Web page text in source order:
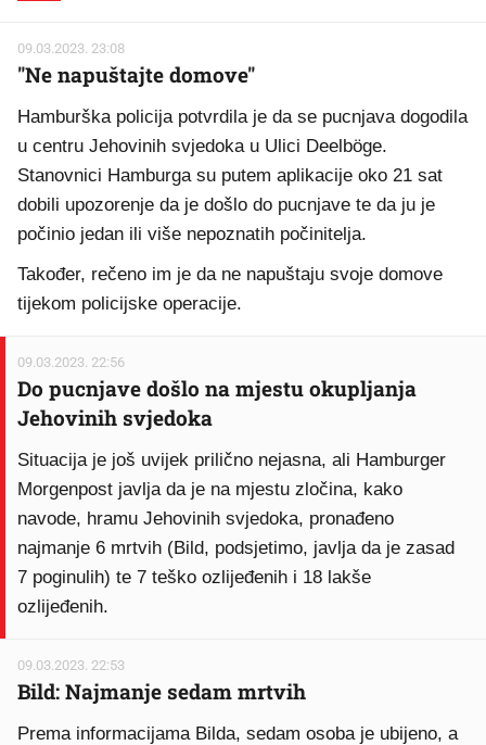
09.03.2023. 23:08
"Ne napuštajte domove"
Hamburška policija potvrdila je da se pucnjava dogodila
u centru Jehovinih svjedoka u Ulici Deelböge.
Stanovnici Hamburga su putem aplikacije oko 21 sat
dobili upozorenje da je došlo do pucnjave te da ju je
počinio jedan ili više nepoznatih počinitelja.
Također, rečeno im je da ne napuštaju svoje domove
tijekom policijske operacije.
09.03.2023. 22:56
Do pucnjave došlo na mjestu okupljanja
Jehovinih svjedoka
Situacija je još uvijek prilično nejasna, ali Hamburger
Morgenpost javlja da je na mjestu zločina, kako
navode, hramu Jehovinih svjedoka, pronađeno
najmanje 6 mrtvih (Bild, podsjetimo, javlja da je zasad
7 poginulih) te 7 teško ozlijeđenih i 18 lakše
ozlijeđenih.
09.03.2023. 22:53
Bild: Najmanje sedam mrtvih
Prema informacijama Bilda, sedam osoba je ubijeno, a